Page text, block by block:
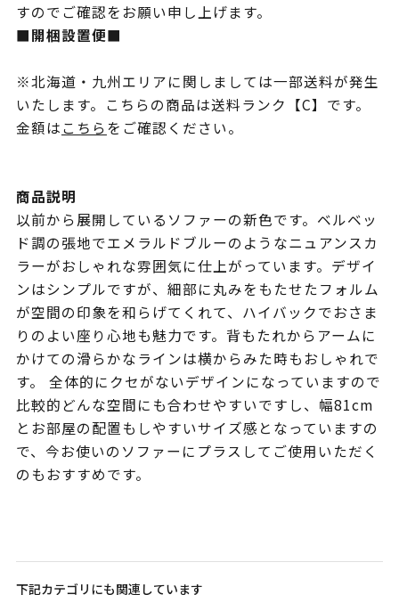
すのでご確認をお願い申し上げます。
■開梱設置便■
※北海道・九州エリアに関しましては一部送料が発生
いたします。こちらの商品は送料ランク【C】です。
金額はこちらをご確認ください。
商品説明
以前から展開しているソファーの新色です。ベルベッ
ド調の張地でエメラルドブルーのようなニュアンスカ
ラーがおしゃれな雰囲気に仕上がっています。デザイ
ンはシンプルですが、細部に丸みをもたせたフォルム
が空間の印象を和らげてくれて、ハイバックでおさま
りのよい座り心地も魅力です。背もたれからアームに
かけての滑らかなラインは横からみた時もおしゃれで
す。 全体的にクセがないデザインになっていますので
比較的どんな空間にも合わせやすいですし、幅81cm
とお部屋の配置もしやすいサイズ感となっていますの
で、今お使いのソファーにプラスしてご使用いただく
のもおすすめです。
下記カテゴリにも関連しています